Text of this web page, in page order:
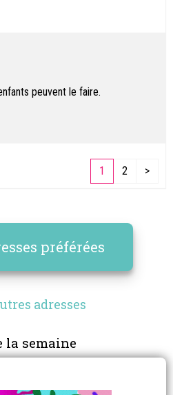
peuvent le faire.
1 2 >
préférées
adresses
la semaine